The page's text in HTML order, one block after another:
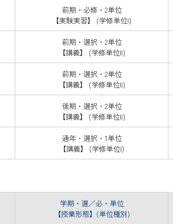
前期・必修・2単位
【実験実習】 (学修単位I)
前期・選択・2単位
【講義】 (学修単位II)
前期・選択・2単位
【講義】 (学修単位II)
後期・選択・2単位
【講義】 (学修単位II)
通年・選択・1単位
【講義】 (学修単位I)
学期・選／必・単位
【授業形態】(単位種別)